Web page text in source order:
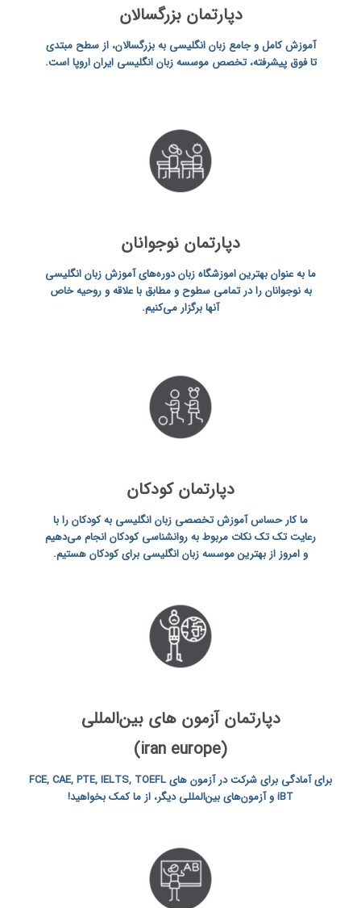
دپارتمان بزرگسالان
آموزش کامل و جامع زبان انگلیسی به بزرگسالان، از سطح مبتدی
تا فوق پیشرفته، تخصص موسسه زبان انگلیسی ایران اروپا است.
دپارتمان نوجوانان
ما به عنوانبهترین اموزشگاه زباندوره‌های آموزش زبان انگلیسی
به نوجوانان را در تمامی سطوح و مطابق با علاقه و روحیه خاص
آنها برگزار می‌کنیم.
دپارتمان کودکان
ما کار حساس آموزش تخصصی زبان انگلیسی به کودکان را با
رعایت تک تک نکات مربوط به روانشناسی کودکان انجام می‌دهیم
و امروز از بهترین موسسه زبان انگلیسی برای کودکانهستیم.
دپارتمان آزمون‌ های بین‌المللی
(
iran europe
)
برای آمادگی برای شرکت در آزمون‌ های FCE, CAE, PTE, IELTS, TOEFL
iBT و آزمون‌های بین‌المللی دیگر، از ما کمک بخواهید!